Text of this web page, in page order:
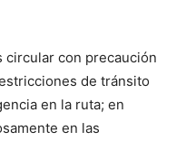
circular con precaución
de tránsito
en la ruta; en
en las